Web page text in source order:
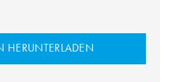
HERUNTERLADEN